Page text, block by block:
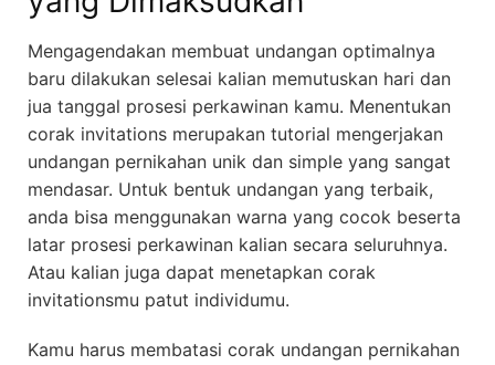
Mengagendakan membuat undangan optimalnya
baru dilakukan selesai kalian memutuskan hari dan
jua tanggal prosesi perkawinan kamu. Menentukan
corak invitations merupakan tutorial mengerjakan
undangan pernikahan unik dan simple yang sangat
mendasar. Untuk bentuk undangan yang terbaik,
anda bisa menggunakan warna yang cocok beserta
latar prosesi perkawinan kalian secara seluruhnya.
Atau kalian juga dapat menetapkan corak
invitationsmu patut individumu.
Kamu harus membatasi corak undangan pernikahan